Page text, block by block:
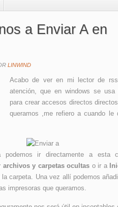
a Enviar A en
LINWIND
Acabo de ver en mi lector de
atención, que en windows se
para crear accesos directos
queramos ,me refiero a cuando le
podemos ir directamente a esta
archivos y carpetas ocultas o ir a
carpeta. Una vez allí podemos
impresoras que queramos.